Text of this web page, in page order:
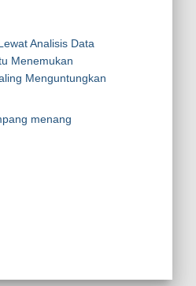
Analisis Data
Menemukan
Menguntungkan
menang